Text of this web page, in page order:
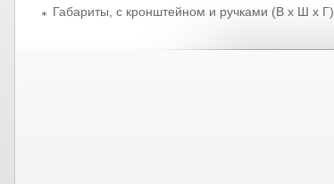
Габариты, с кронштейном и ручками (В х Ш х